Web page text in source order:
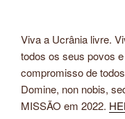
Viva a Ucrânia livre.
todos os seus povos
compromisso de
Domine, non nobis,
MISSÃO em 2022.